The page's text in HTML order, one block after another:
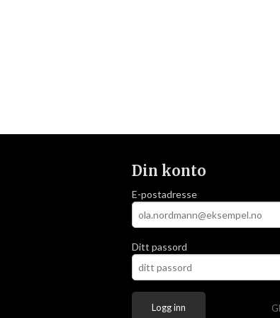
Din konto
E-postadresse
Ditt passord